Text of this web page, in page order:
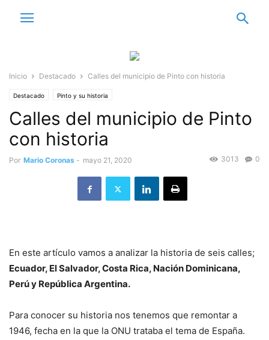
Inicio Destacado Calles del municipio de Pinto con historia
Destacado Pinto y su historia
Calles del municipio de Pinto
con historia
Por Mario Coronas - mayo 21, 2020 0
3013
En este artículo vamos a analizar la historia de seis calles;
Ecuador, El Salvador, Costa Rica, Nación Dominicana,
Perú y República Argentina.
Para conocer su historia nos tenemos que remontar a
1946, fecha en la que la ONU trataba el tema de España.